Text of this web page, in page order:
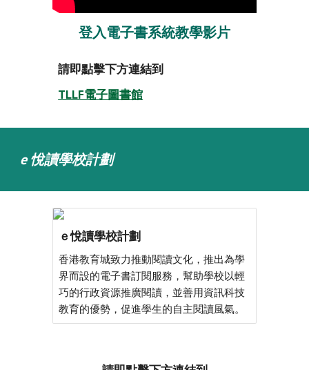
登入電子書系統教學影片
請即點擊下方連結到
TLLF電子圖書館
e 悅讀學校計劃
ｅ悅讀學校計劃
香港教育城致力推動閱讀文化，推出為學
界而設的電子書訂閱服務，幫助學校以輕
巧的行政資源推廣閱讀，並善用資訊科技
教育的優勢，促進學生的自主閱讀風氣。